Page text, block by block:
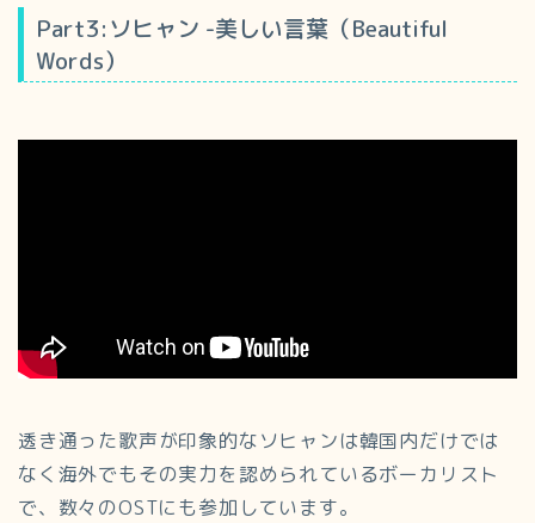
Part3:ソヒャン -美しい言葉（Beautiful
Words）
透き通った歌声が印象的なソヒャンは韓国内だけでは
なく海外でもその実力を認められているボーカリスト
で、数々のOSTにも参加しています。